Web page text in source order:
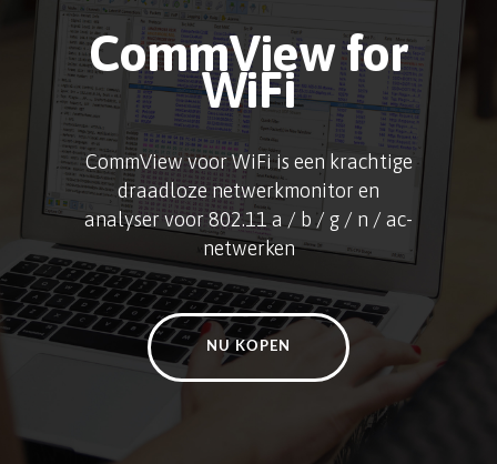
CommView for
WiFi
CommView voor WiFi is een krachtige
draadloze netwerkmonitor en
analyser voor 802.11 a / b / g / n / ac-
netwerken
NU KOPEN